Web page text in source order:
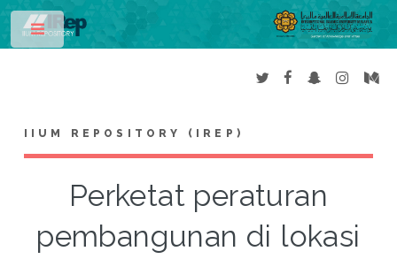
IIUM REPOSITORY (IREP)
Perketat peraturan
pembangunan di lokasi
Toggle